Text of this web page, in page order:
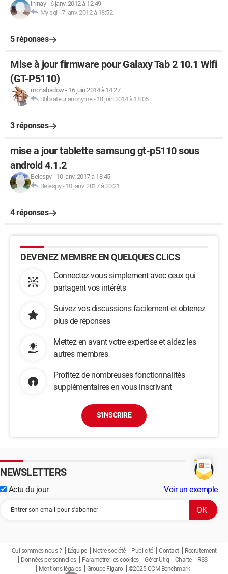
lninay- 6 janv. 2012 à 12:49
My sql -7 janv. 2012 à 18:52
5 réponses
Mise à jour firmware pour Galaxy Tab 2 10.1 Wifi
(GT-P5110)
mohshadow- 16 juin 2014 à 14:27
Utilisateur anonyme- 18 juin 2014 à 18:05
3 réponses
mise a jour tablette samsung gt-p5110 sous
android 4.1.2
Belespy- 10 janv. 2017 à 18:45
Belespy- 10 janv. 2017 à 20:21
4 réponses
DEVENEZ MEMBRE EN QUELQUES CLICS
Connectez-vous simplement avec ceux qui
partagent vos intérêts
Suivez vos discussions facilement et obtenez
plus de réponses
Mettez en avant votre expertise et aidez les
autres membres
Profitez de nombreuses fonctionnalités
supplémentaires en vous inscrivant
S'INSCRIRE
NEWSLETTERS
Actu du jour Voir un exemple
Qui sommes-nous ? L'équipe Notre société Publicité Contact
Recrutement
Données personnelles
Paramétrer les cookies Gérer Utiq Charte
RSS
Mentions légales
Groupe Figaro ©2025 CCM Benchmark